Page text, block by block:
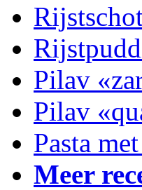
Pilav
Pilav
Pasta
Meer